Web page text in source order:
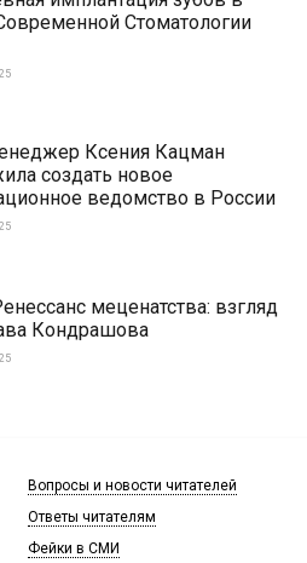
Стоматологии
Ксения Кацман
создать новое
ведомство в России
меценатства: взгляд
Кондрашова
Вопросы и новости читателей
Ответы читателям
Фейки в СМИ